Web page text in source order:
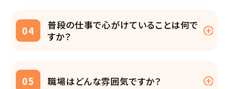
04
普段の仕事で心がけていることは何で
すか？
05 職場はどんな雰囲気ですか？